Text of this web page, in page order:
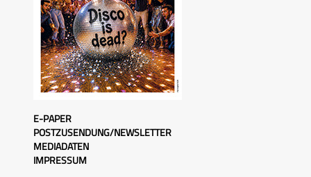
E-PAPER
POSTZUSENDUNG/NEWSLETTER
MEDIADATEN
IMPRESSUM